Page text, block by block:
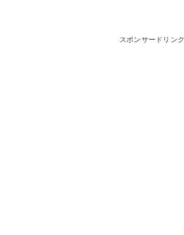
スポンサードリンク